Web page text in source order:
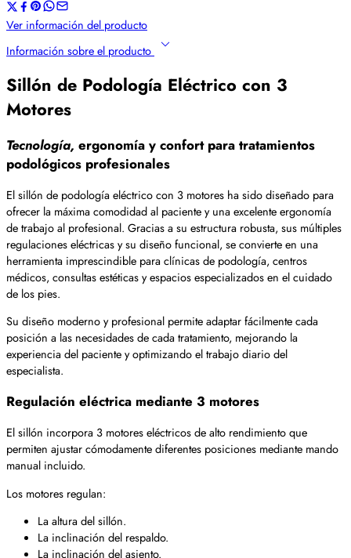
Ver información del producto
Información sobre el producto
Sillón de Podología Eléctrico con 3
Motores
Tecnología, ergonomía y confort para tratamientos
podológicos profesionales
El sillón de podología eléctrico con 3 motores ha sido diseñado para
ofrecer la máxima comodidad al paciente y una excelente ergonomía
de trabajo al profesional. Gracias a su estructura robusta, sus múltiples
regulaciones eléctricas y su diseño funcional, se convierte en una
herramienta imprescindible para clínicas de podología, centros
médicos, consultas estéticas y espacios especializados en el cuidado
de los pies.
Su diseño moderno y profesional permite adaptar fácilmente cada
posición a las necesidades de cada tratamiento, mejorando la
experiencia del paciente y optimizando el trabajo diario del
especialista.
Regulación eléctrica mediante 3 motores
El sillón incorpora 3 motores eléctricos de alto rendimiento que
permiten ajustar cómodamente diferentes posiciones mediante mando
manual incluido.
Los motores regulan:
La altura del sillón.
La inclinación del respaldo.
La inclinación del asiento.